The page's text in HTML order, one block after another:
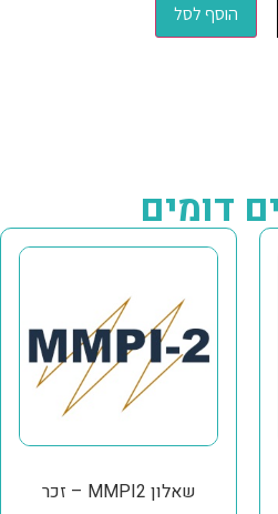
הוסף לסל
דומים
שאלון MMPI2 – זכר